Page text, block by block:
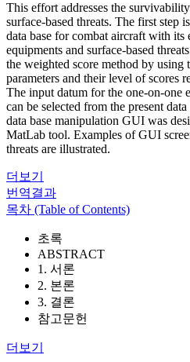
This effort addresses the
surface-based threats. The first step
data base for combat aircraft with its
equipments and surface-based
the weighted score method by
parameters and their level of scores
The input datum for the one-on-one
can be selected from the present
data base manipulation GUI was
MatLab tool. Examples of GUI
threats are illustrated.
더보기
번역결과
목차 (Table of Contents)
초록
ABSTRACT
1. 서론
2. 본론
3. 결론
참고문헌
더보기